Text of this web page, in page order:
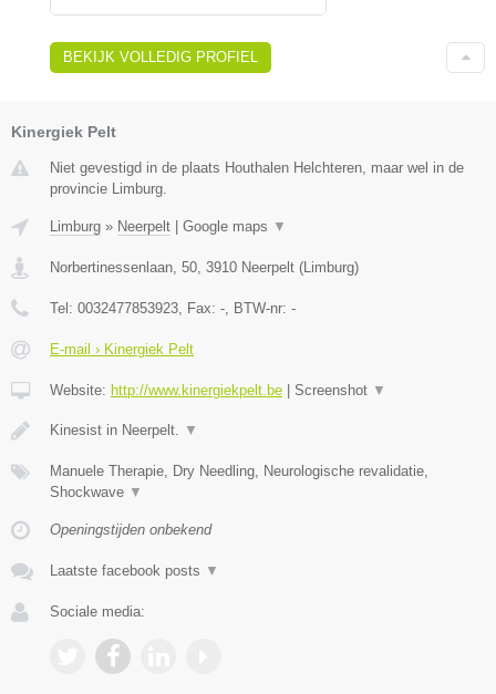
BEKIJK VOLLEDIG PROFIEL
Kinergiek Pelt
Niet gevestigd in de plaats Houthalen Helchteren, maar wel in de
provincie Limburg.
Limburg » Neerpelt Google maps ▼
Norbertinessenlaan, 50, 3910 Neerpelt (Limburg)
Tel: 0032477853923, Fax: -, BTW-nr: -
E-mail › Kinergiek Pelt
Website: http://www.kinergiekpelt.be Screenshot ▼
Kinesist in Neerpelt. ▼
Manuele Therapie, Dry Needling, Neurologische revalidatie,
Shockwave ▼
Openingstijden onbekend
Laatste facebook posts ▼
Sociale media: